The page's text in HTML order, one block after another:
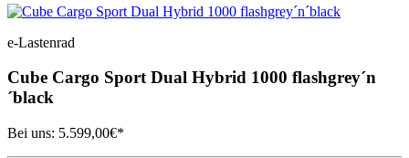
e-Lastenrad
Cube Cargo Sport Dual Hybrid 1000 flashgrey´n
´black
Bei uns: 5.599,00€*